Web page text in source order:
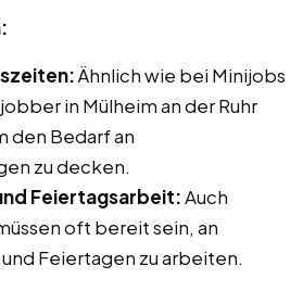
Ähnlich wie bei Minijobs
in Mülheim an der Ruhr
den Bedarf an
zu decken.
Feiertagsarbeit:Auch
oft bereit sein, an
Feiertagen zu arbeiten.